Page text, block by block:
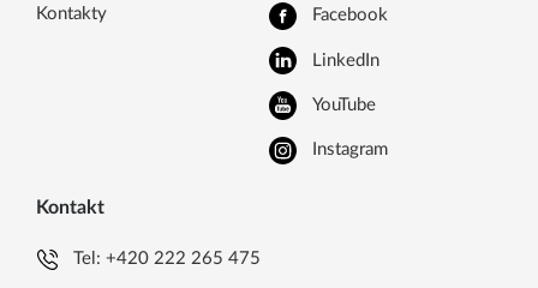
Kontakty Facebook
LinkedIn
YouTube
Instagram
Kontakt
Tel:+420 222 265 475